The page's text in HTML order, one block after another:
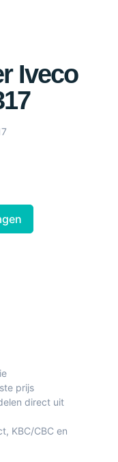
Iveco
prijs
direct uit
KBC/CBC en